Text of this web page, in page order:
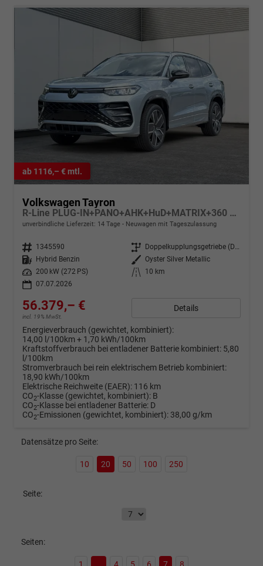
ab 1116,– € mtl.
Volkswagen Tayron
R-Line PLUG-IN+PANO+AHK+HuD+MATRIX+360 KAM+20"ALU+ACC+eHK+BLACK STYLE
unverbindliche Lieferzeit: 14 Tage Neuwagen mit Tageszulassung
Fahrzeugnr. 1345590 Getriebe
Doppelkupplungsgetriebe (DSG)
Kraftstoff
Hybrid Benzin Außenfarbe Oyster Silver Metallic
Leistung
200 kW (272 PS) Kilometerstand
10 km
07.07.2026
56.379,– €
incl. 19% MwSt.
Details
Energieverbrauch (gewichtet, kombiniert):
14,00 l/100km + 1,70 kWh/100km
Kraftstoffverbrauch bei entladener Batterie kombiniert: 5,80
l/100km
Stromverbrauch bei rein elektrischem Betrieb kombiniert:
18,90 kWh/100km
Elektrische Reichweite (EAER): 116 km
CO2-Klasse (gewichtet, kombiniert): B
CO2-Klasse bei entladener Batterie: D
CO2-Emissionen (gewichtet, kombiniert): 38,00 g/km
Datensätze pro Seite:
10 20 50 100 250
Seite:
Seiten: